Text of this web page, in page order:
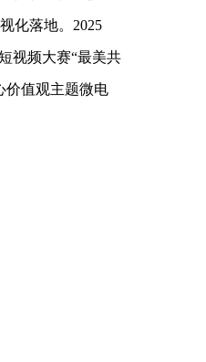
化落地。2025
视频大赛“最美共
价值观主题微电